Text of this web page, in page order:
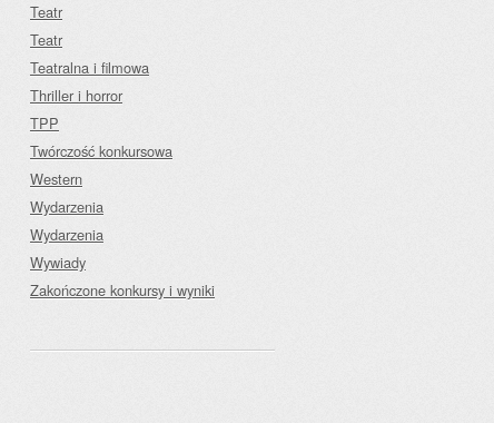
Teatr
Teatr
Teatralna i filmowa
Thriller i horror
TPP
Twórczość konkursowa
Western
Wydarzenia
Wydarzenia
Wywiady
Zakończone konkursy i wyniki